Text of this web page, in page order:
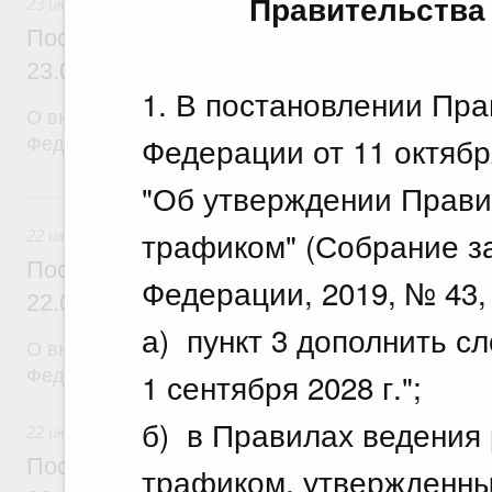
1. В постановлении
Федерации от 11
"Об утверждении
трафиком" (Собрание
Федерации, 2019, № 43,
а) пункт 3 дополнить
1 сентября 2028 г.";
б) в Правилах ведения
трафиком,
Постановление Правительства
23.07.2026 г. № 929
О внесении изменений в постановление
Федерации от 24 декабря 2021 г. № 2439
22 июля, среда
Постановление Правительства
22.07.2026 г. № 921
О внесении изменений в постановление
Федерации от 30 ноября 2022 г. № 2177
Постановление Правительства